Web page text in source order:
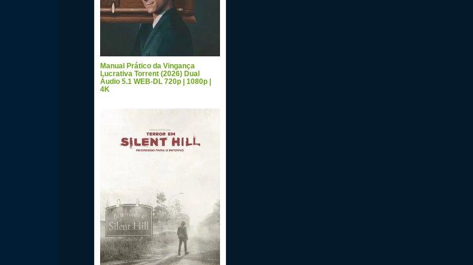
Manual Prático da Vingança
Lucrativa Torrent (2026) Dual
Áudio 5.1 WEB-DL 720p | 1080p |
4K